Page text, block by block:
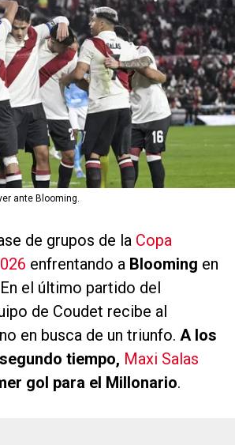
ante Blooming.
de grupos de la Copa
enfrentando a Blooming en
el último partido del
de Coudet recibe al
en busca de un triunfo. A los
tiempo, Maxi Salas
gol para el Millonario.